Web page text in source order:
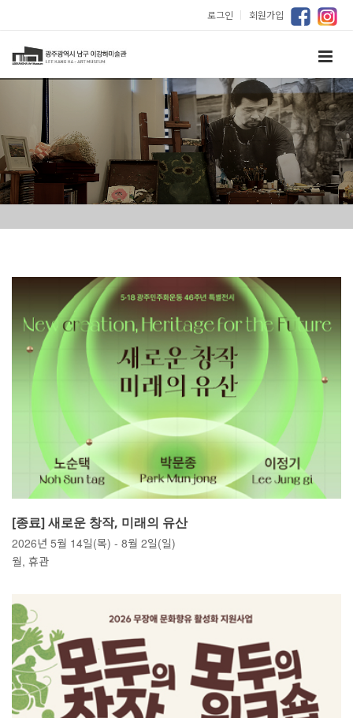
로그인 ｜ 회원가입
[종료] 새로운 창작, 미래의 유산
2026년 5월 14일(목) - 8월 2일(일)
월, 휴관